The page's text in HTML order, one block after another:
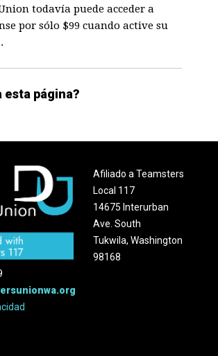
todavía puede acceder a
por sólo $99 cuando active su
esta página?
Afiliado a Teamsters
Local 117
14675 Interurban
Ave. South
Tukwila, Washington
98168